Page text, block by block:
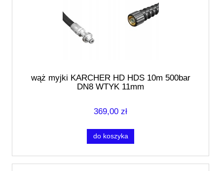
wąż myjki KARCHER HD HDS 10m 500bar
DN8 WTYK 11mm
369,00 zł
do koszyka